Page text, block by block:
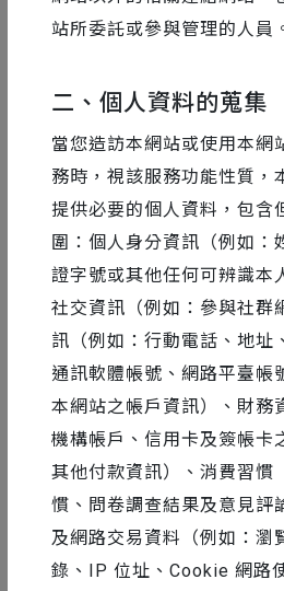
站所委託或參與管理的人員
二、個人資料的蒐集
當您造訪本網站或使用本網
務時，視該服務功能性質，
提供必要的個人資料，包含
圍：個人身分資訊（例如：
證字號或其他任何可辨識本
社交資訊（例如：參與社群
訊（例如：行動電話、地址
通訊軟體帳號、網路平臺帳
本網站之帳戶資訊）、財務
機構帳戶、信用卡及簽帳卡
其他付款資訊）、消費習慣
慣、問卷調查結果及意見評
及網路交易資料（例如：瀏
錄、IP 位址、Cookie 網路
者將在活動中拆解繁瑣溝通、製
對，並持續保持創作動能，打造
當天的講座筆記！
(筆記請至課程1-1下載)
課程內容為 2022.08.26 當天的
如果對這類型的活動有興趣，
後續將會舉辦更多的活動呦。如
或想對這些知識有更多深入了解
全面實戰》系列課程，希望能讓
滿滿能量！
備註：本次課程內容為
創意學院共同主辦，領取課程後
Motioner 以及 展碁國際 Adobe
子報。